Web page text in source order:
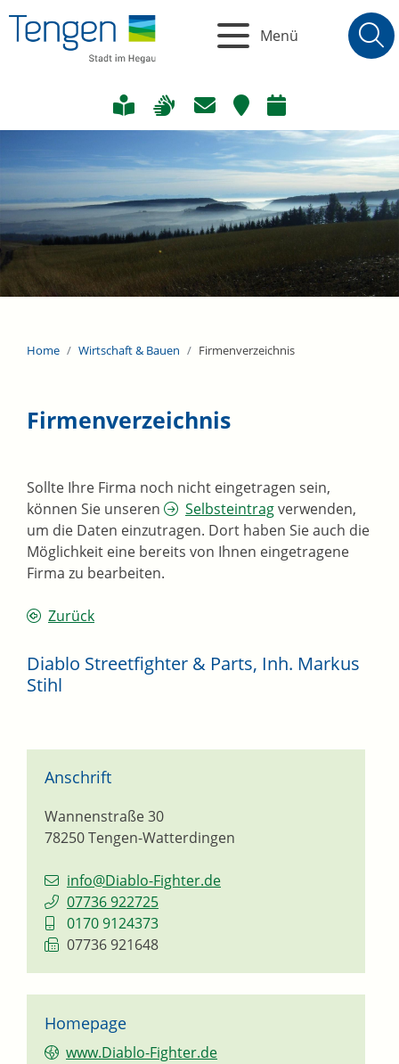
Menü
Home Wirtschaft & Bauen Firmenverzeichnis
Firmenverzeichnis
Sollte Ihre Firma noch nicht eingetragen sein,
können Sie unseren
Selbsteintragverwenden,
um die Daten einzutragen. Dort haben Sie auch die
Möglichkeit eine bereits von Ihnen eingetragene
Firma zu bearbeiten.
Zurück
Diablo Streetfighter & Parts, Inh. Markus
Stihl
Anschrift
Wannenstraße 30
78250Tengen-Watterdingen
info@Diablo-Fighter.de
07736 922725
0170 9124373
07736 921648
Homepage
www.Diablo-Fighter.de